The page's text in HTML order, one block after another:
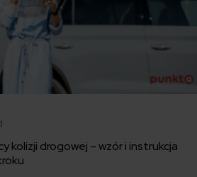
kolizji drogowej – wzór i instrukcja